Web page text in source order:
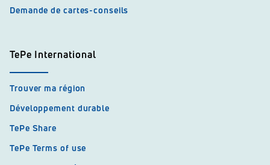
Demande de cartes-conseils
TePe International
Trouver ma région
Développement durable
TePe Share
TePe Terms of use